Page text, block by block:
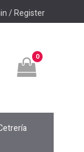
/ Register
0